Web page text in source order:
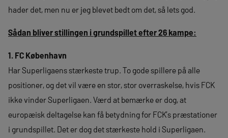
hader det, men nu er jeg blevet bedt om det, så lets god.
Sådan bliver stillingen i grundspillet efter 26 kampe:
1. FC København
Har Superligaens stærkeste trup. To gode spillere på alle
positioner, og det vil være en stor, stor overraskelse, hvis FCK
ikke vinder Superligaen. Værd at bemærke er dog, at
europæisk deltagelse kan få betydning for FCK’s præstationer
i grundspillet. Det er dog det stærkeste hold i Superligaen.